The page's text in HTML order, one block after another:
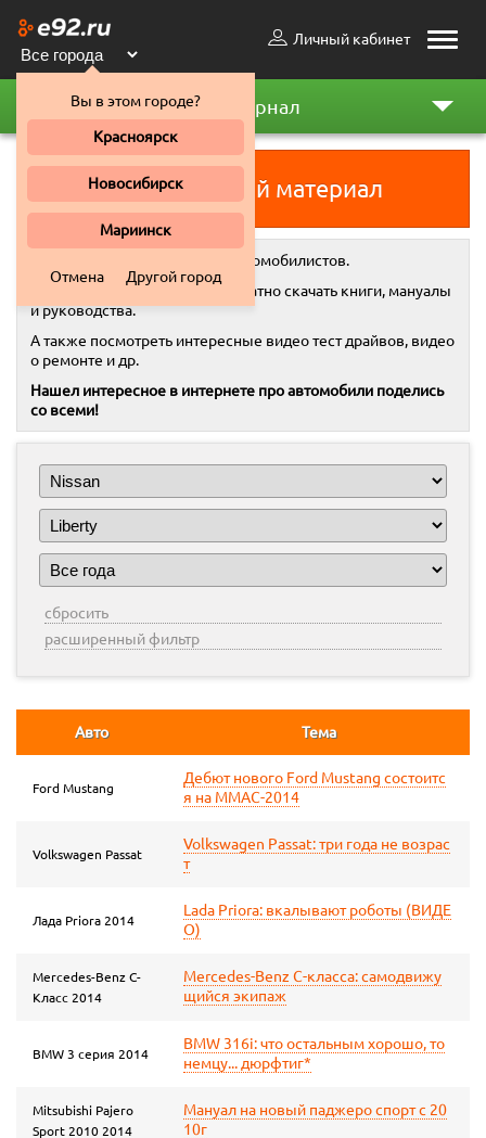
Toggle
Личный кабинет
Вы в этом городе?
Красноярск
Новосибирск
Мариинск
Отмена Другой город
Автожурнал
Добавить свой материал
- это место для автомобилистов.
Здесь вы всегда можете бесплатно скачать книги, мануалы
и руководства.
А также посмотреть интересные видео тест драйвов, видео
о ремонте и др.
Нашел интересное в интернете про автомобили поделись
со всеми!
сбросить
расширенный фильтр
Авто Тема
Ford Mustang
Дебют нового Ford Mustang состоитс
я на ММАС-2014
Volkswagen Passat
Volkswagen Passat: три года не возрас
т
Лада Priora 2014
Lada Priora: вкалывают роботы (ВИДЕ
О)
Mercedes-Benz C-
Класс 2014
Mercedes-Benz C-класса: самодвижу
щийся экипаж
BMW 3 серия 2014
BMW 316i: что остальным хорошо, то
немцу... дюрфтиг*
Mitsubishi Pajero
Sport 2010 2014
Мануал на новый паджеро спорт с 20
10г